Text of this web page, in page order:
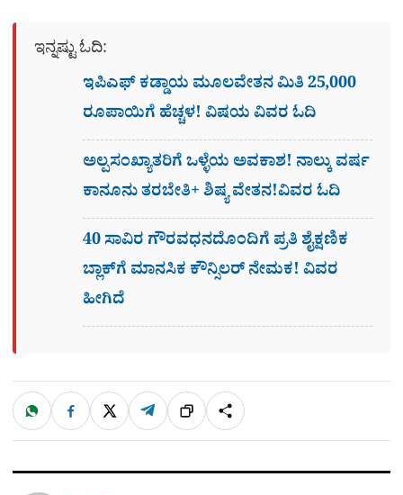
ಇನ್ನಷ್ಟು ಓದಿ:
ಇಪಿಎಫ್ ಕಡ್ಡಾಯ ಮೂಲವೇತನ ಮಿತಿ 25,000
ರೂಪಾಯಿಗೆ ಹೆಚ್ಚಳ! ವಿಷಯ ವಿವರ ಓದಿ
ಅಲ್ಪಸಂಖ್ಯಾತರಿಗೆ ಒಳ್ಳೆಯ ಅವಕಾಶ! ನಾಲ್ಕು ವರ್ಷ
ಕಾನೂನು ತರಬೇತಿ+ ಶಿಷ್ಯ ವೇತನ!ವಿವರ ಓದಿ
40 ಸಾವಿರ ಗೌರವಧನದೊಂದಿಗೆ ಪ್ರತಿ ಶೈಕ್ಷಣಿಕ
ಬ್ಲಾಕ್‌ಗೆ ಮಾನಸಿಕ ಕೌನ್ಸಿಲರ್ ನೇಮಕ! ವಿವರ
ಹೀಗಿದೆ
ಹಂಚಿಕೊಳ್ಳಿ
W
a
t
p
F
c
e
o
X T
l
e
a
ಲಿಂ
ಕ್
S
h
a